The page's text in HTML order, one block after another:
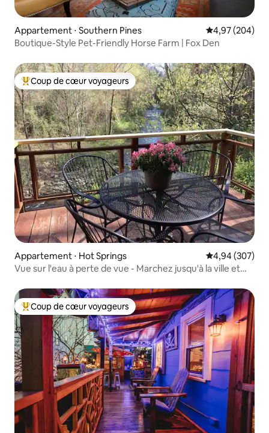
Appartement ⋅ Southern Pines Évaluation
4,97 (204)
Boutique-Style Pet-Friendly Horse Farm | Fox Den
Coups de cœur voyageurs les plus appréciés
Coup de cœur voyageurs
Appartement ⋅ Hot Springs Évaluation
4,94 (307)
Vue sur l'eau à perte de vue - Marchez jusqu'à la ville et
Coups de cœur voyageurs les plus appréciés
Coup de cœur voyageurs